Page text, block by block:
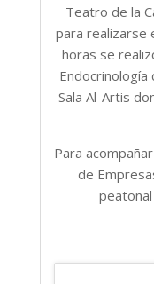
Teatro de la
para realizarse
horas se
Sala Al-Artis
Para
de